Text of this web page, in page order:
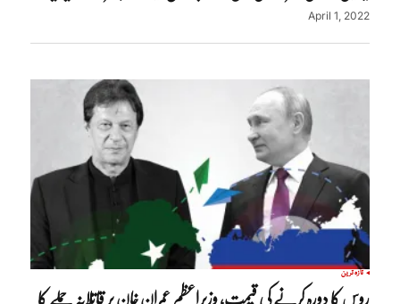
April 1, 2022
تازہ ترین